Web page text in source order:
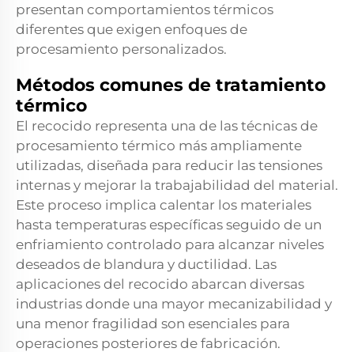
presentan comportamientos térmicos
diferentes que exigen enfoques de
procesamiento personalizados.
Métodos comunes de tratamiento
térmico
El recocido representa una de las técnicas de
procesamiento térmico más ampliamente
utilizadas, diseñada para reducir las tensiones
internas y mejorar la trabajabilidad del material.
Este proceso implica calentar los materiales
hasta temperaturas específicas seguido de un
enfriamiento controlado para alcanzar niveles
deseados de blandura y ductilidad. Las
aplicaciones del recocido abarcan diversas
industrias donde una mayor mecanizabilidad y
una menor fragilidad son esenciales para
operaciones posteriores de fabricación.